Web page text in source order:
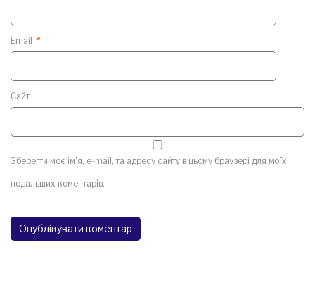
Email *
Сайт
Зберегти моє ім'я, e-mail, та адресу сайту в цьому браузері для моїх
подальших коментарів.